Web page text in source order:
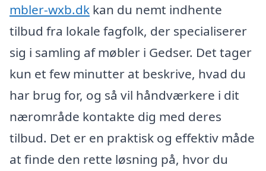
mbler-wxb.dk kan du nemt indhente
tilbud fra lokale fagfolk, der specialiserer
sig i samling af møbler i Gedser. Det tager
kun et few minutter at beskrive, hvad du
har brug for, og så vil håndværkere i dit
nærområde kontakte dig med deres
tilbud. Det er en praktisk og effektiv måde
at finde den rette løsning på, hvor du